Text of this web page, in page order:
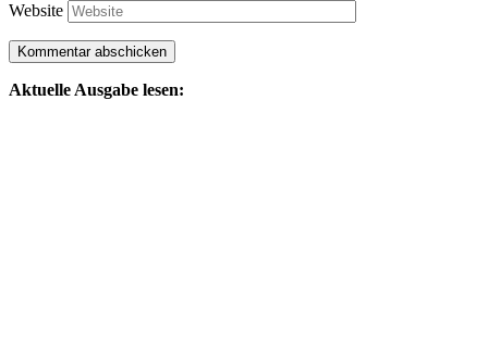
Website
Aktuelle Ausgabe lesen: